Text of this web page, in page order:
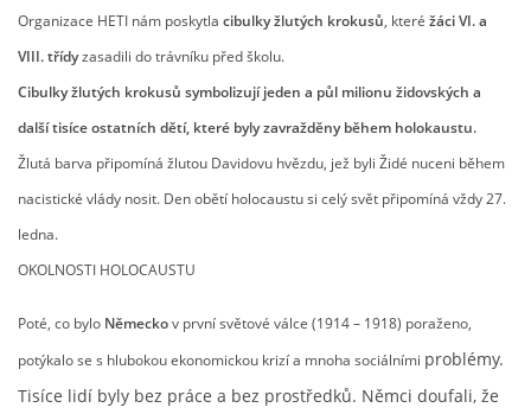
ARCHIV
KROUŽKY
Organizace HETI nám poskytla cibulkyžlutých krokusů, které žáci VI. a
VIII. třídyzasadili do trávníku před školu.
Cibulky žlutých krokusů symbolizují jeden a půl milionu židovských a
další tisíce ostatních dětí, které byly zavražděny během holokaustu.
Žlutá barva připomíná žlutou Davidovu hvězdu, jež byli Židé nuceni během
nacistické vlády nosit. Den obětí holocaustu si celý svět připomíná vždy 27.
ledna.
OKOLNOSTI HOLOCAUSTU
Poté, co bylo Německov první světové válce (1914 – 1918) poraženo,
potýkalo se s hlubokou ekonomickou krizí a mnoha sociálními problémy.
Tisíce lidí byly bez práce a bez prostředků. Němci doufali, že